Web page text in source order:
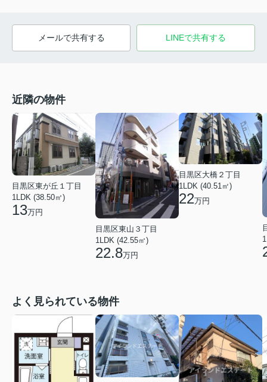
メールで共有する LINEで共有する
近隣の物件
目黒区東が丘１丁目
1LDK (38.50㎡)
13万円
目黒区東山３丁目
1LDK (42.55㎡)
22.8万円
目黒区大橋２丁目
1LDK (40.51㎡)
22万円
よく見られている物件